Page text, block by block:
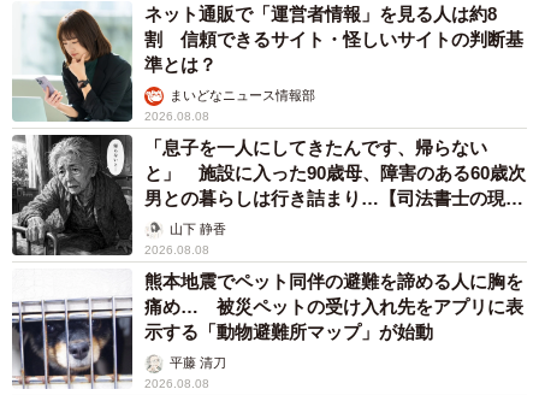
ネット通販で「運営者情報」を見る人は約8
割 信頼できるサイト・怪しいサイトの判断基
準とは？
まいどなニュース情報部
2026.08.08
「息子を一人にしてきたんです、帰らない
と」 施設に入った90歳母、障害のある60歳次
男との暮らしは行き詰まり…【司法書士の現場
から】山下 静香
2026.08.08
熊本地震でペット同伴の避難を諦める人に胸を
痛め… 被災ペットの受け入れ先をアプリに表
示する「動物避難所マップ」が始動
平藤 清刀
2026.08.08